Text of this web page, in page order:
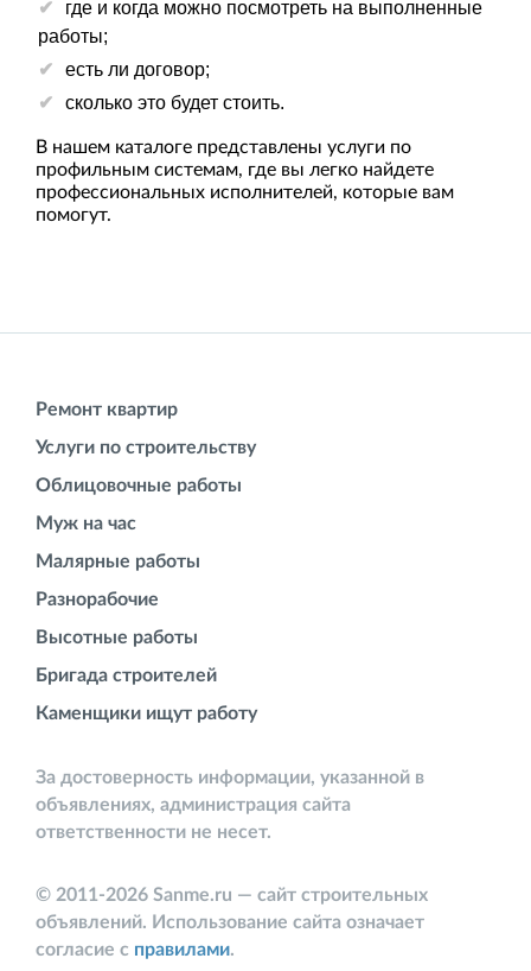
где и когда можно посмотреть на выполненные
работы;
есть ли договор;
сколько это будет стоить.
В нашем каталоге представлены услуги по
профильным системам, где вы легко найдете
профессиональных исполнителей, которые вам
помогут.
Ремонт квартир
Услуги по строительству
Облицовочные работы
Муж на час
Малярные работы
Разнорабочие
Высотные работы
Бригада строителей
Каменщики ищут работу
За достоверность информации, указанной в
объявлениях, администрация сайта
ответственности не несет.
© 2011-2026 Sanme.ru — сайт строительных
объявлений. Использование сайта означает
согласие с правилами.